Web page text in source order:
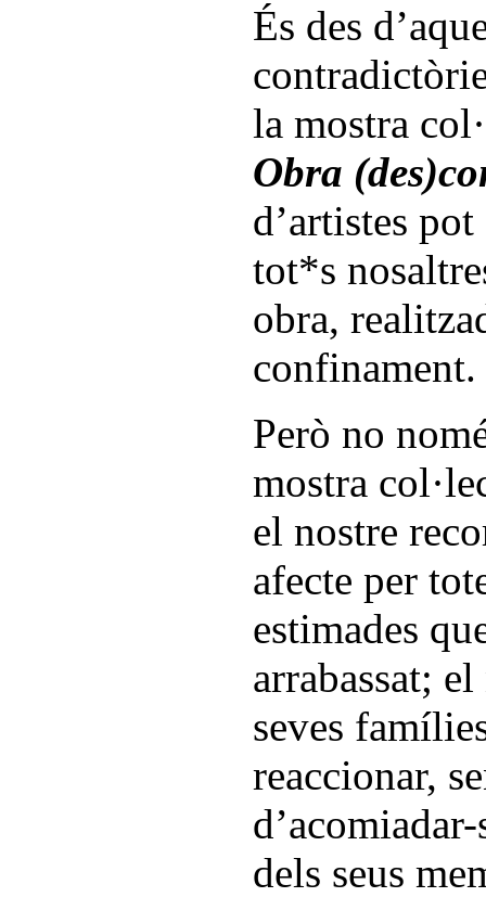
És des
la mostra
Obra
d’artistes
tot*s
obra,
confinament.
Però no
mostra
el nostre
afecte per
estimades
arrabassat;
seves
reaccionar,
dels seus